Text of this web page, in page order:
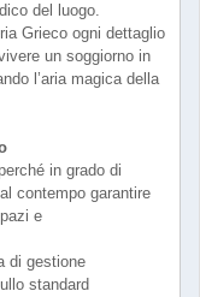
del luogo.
Grieco ogni dettaglio
un soggiorno in
l’aria magica della
in grado di
contempo garantire
e
di gestione
standard